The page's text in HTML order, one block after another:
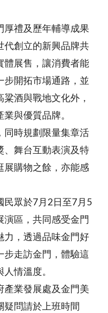
厚禮及歷年輔導成果
代創立的新興品牌共
體展售，讓消費者能
步開拓市場通路，並
酒與戰地文化外，
與優質品牌。
同時規劃限量集章活
、舞台互動表演及特
展購物之餘，亦能感
民眾於7月2日至7月5
演區，共同感受金門
力，透過品味金門好
步走訪金門，體驗這
情溫度。
產業發展處及金門美
疑問請於上班時間